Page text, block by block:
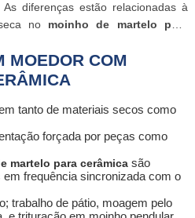
diferenças estão relacionadas à
no moinho de martelo para
por meio de via úmida.
MOEDOR COM
tanto de materiais secos como
forçada por peças como
martelo para cerâmica são
frequência sincronizada com o
trabalho de pátio, moagem pelo